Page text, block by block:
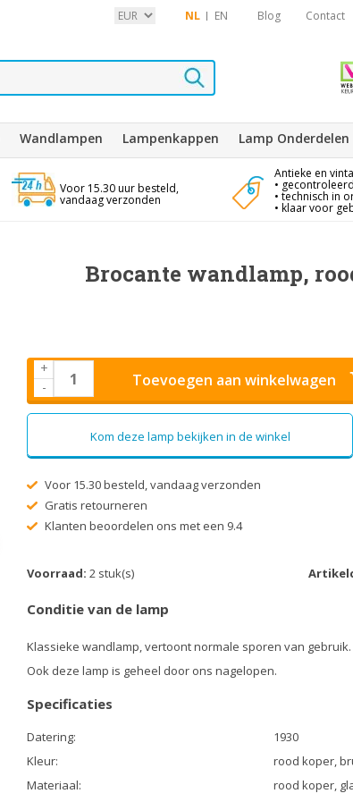
NL EN Blog Contact
Wandlampen Lampenkappen Lamp Onderdelen
Voor 15.30 uur besteld,
vandaag verzonden
Antieke en
• gecontroleerd
• technisch in
• klaar voor
Brocante wandlamp,
+
-
Toevoegen aan winkelwagen
Kom deze lamp bekijken in de winkel
Voor 15.30 besteld, vandaag verzonden
Gratis retourneren
Klanten beoordelen ons met een 9.4
Voorraad: 2 stuk(s)
Conditie van de lamp
Klassieke wandlamp, vertoont normale sporen van gebruik.
Ook deze lamp is geheel door ons nagelopen.
Specificaties
Datering:
1930
Kleur:
rood koper,
Materiaal:
rood koper,